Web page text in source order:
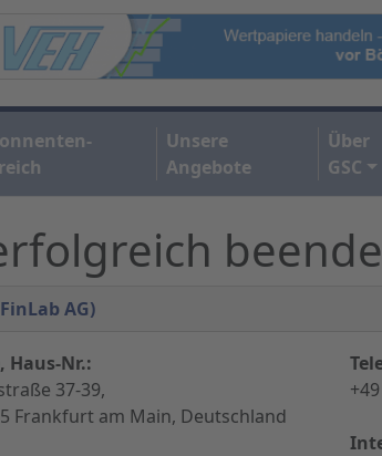
Unsere
Angebote
Über
GSC
AG)
Haus-Nr.:
37-39,
Frankfurt am Main, Deutschland